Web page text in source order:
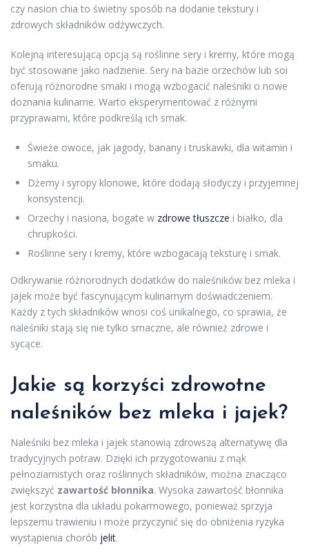
czy nasion chia to świetny sposób na dodanie tekstury i
zdrowych składników odżywczych.
Kolejną interesującą opcją są roślinne sery i kremy, które mogą
być stosowane jako nadzienie. Sery na bazie orzechów lub soi
oferują różnorodne smaki i mogą wzbogacić naleśniki o nowe
doznania kulinarne. Warto eksperymentować z różnymi
przyprawami, które podkreślą ich smak.
Świeże owoce, jak jagody, banany i truskawki, dla witamin i
smaku.
Dżemy i syropy klonowe, które dodają słodyczy i przyjemnej
konsystencji.
Orzechy i nasiona, bogate w zdrowe tłuszcze i białko, dla
chrupkości.
Roślinne sery i kremy, które wzbogacają teksturę i smak.
Odkrywanie różnorodnych dodatków do naleśników bez mleka i
jajek może być fascynującym kulinarnym doświadczeniem.
Każdy z tych składników wnosi coś unikalnego, co sprawia, że
naleśniki stają się nie tylko smaczne, ale również zdrowe i
sycące.
Jakie są korzyści zdrowotne
naleśników bez mleka i jajek?
Naleśniki bez mleka i jajek stanowią zdrowszą alternatywę dla
tradycyjnych potraw. Dzięki ich przygotowaniu z mąk
pełnoziarnistych oraz roślinnych składników, można znacząco
zwiększyć zawartość błonnika. Wysoka zawartość błonnika
jest korzystna dla układu pokarmowego, ponieważ sprzyja
lepszemu trawieniu i może przyczynić się do obniżenia ryzyka
wystąpienia chorób jelit.